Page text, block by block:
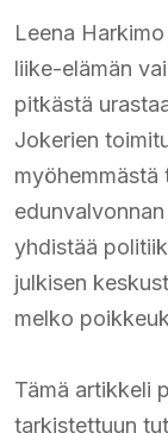
Leena
liike-elämän
pitkästä
Jokerien
myöhemmästä
yhdistää
julkisen
melko
Tämä artikkeli
tarkistettuun